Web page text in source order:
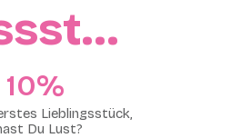
10%​
Lieblingsstück,
Du Lust?